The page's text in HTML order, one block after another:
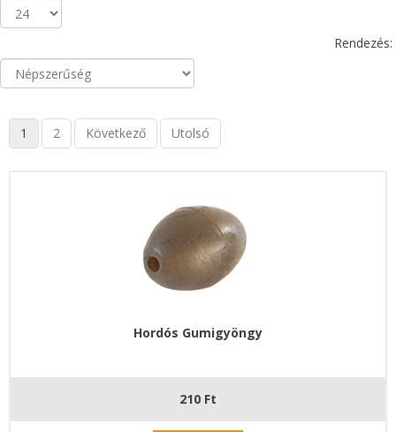
Rendezés:
1 2 Következő Utolsó
Hordós Gumigyöngy
210 Ft